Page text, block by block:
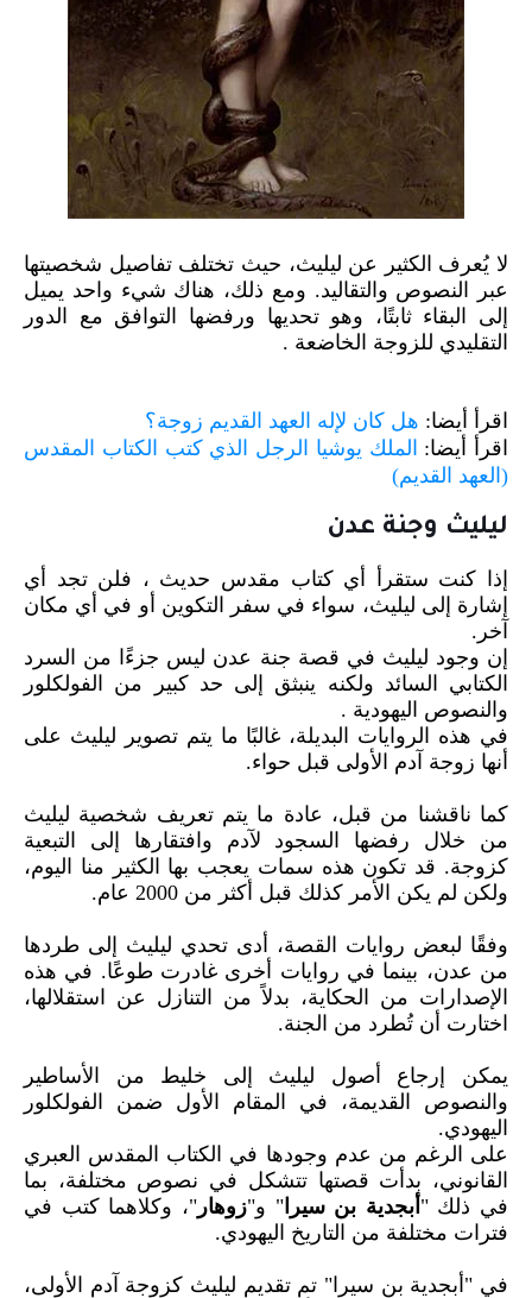
لا يُعرف الكثير عن ليليث، حيث تختلف تفاصيل شخصيتها
عبر النصوص والتقاليد. ومع ذلك، هناك شيء واحد يميل
إلى البقاء ثابتًا، وهو تحديها ورفضها التوافق مع الدور
التقليدي للزوجة الخاضعة .
اقرأ أيضا: هل كان لإله العهد القديم زوجة؟
اقرأ أيضا: الملك يوشيا الرجل الذي كتب الكتاب المقدس
(العهد القديم)
ليليث وجنة عدن
إذا كنت ستقرأ أي كتاب مقدس حديث ، فلن تجد أي
إشارة إلى ليليث، سواء في سفر التكوين أو في أي مكان
آخر.
إن وجود ليليث في قصة جنة عدن ليس جزءًا من السرد
الكتابي السائد ولكنه ينبثق إلى حد كبير من الفولكلور
والنصوص اليهودية .
في هذه الروايات البديلة، غالبًا ما يتم تصوير ليليث على
أنها زوجة آدم الأولى قبل حواء.
كما ناقشنا من قبل، عادة ما يتم تعريف شخصية ليليث
من خلال رفضها السجود لآدم وافتقارها إلى التبعية
كزوجة. قد تكون هذه سمات يعجب بها الكثير منا اليوم،
ولكن لم يكن الأمر كذلك قبل أكثر من 2000 عام.
وفقًا لبعض روايات القصة، أدى تحدي ليليث إلى طردها
من عدن، بينما في روايات أخرى غادرت طوعًا. في هذه
الإصدارات من الحكاية، بدلاً من التنازل عن استقلالها،
اختارت أن تُطرد من الجنة.
يمكن إرجاع أصول ليليث إلى خليط من الأساطير
والنصوص القديمة، في المقام الأول ضمن الفولكلور
اليهودي.
على الرغم من عدم وجودها في الكتاب المقدس العبري
القانوني، بدأت قصتها تتشكل في نصوص مختلفة، بما
في ذلك " أبجدية بن سيرا" و"زوهار"، وكلاهما كتب في
فترات مختلفة من التاريخ اليهودي.
في "أبجدية بن سيرا" تم تقديم ليليث كزوجة آدم الأولى،